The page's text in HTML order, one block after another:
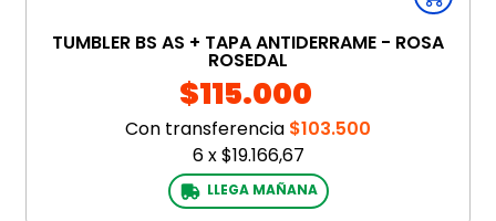
TUMBLER BS AS + TAPA ANTIDERRAME - ROSA
ROSEDAL
$115.000
Con transferencia $103.500
6x$19.166,67
LLEGA MAÑANA